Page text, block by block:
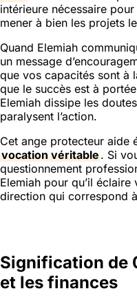
intérieure nécessaire
mener à bien les projets
Quand Elemiah
un message
que vos capacités sont à
que le succès est à
Elemiah dissipe les
paralysent l’action.
Cet ange protecteur aide
vocation véritable. Si
questionnement
Elemiah pour qu’il
direction qui correspond
Signification de
et les finances